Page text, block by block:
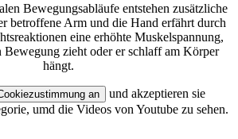
Bewegungsabläufe entstehen zusätzliche
betroffene Arm und die Hand erfährt durch
eine erhöhte Muskelspannung,
zieht oder er schlaff am Körper
hängt.
und akzeptieren sie
umd die Videos von Youtube zu sehen.